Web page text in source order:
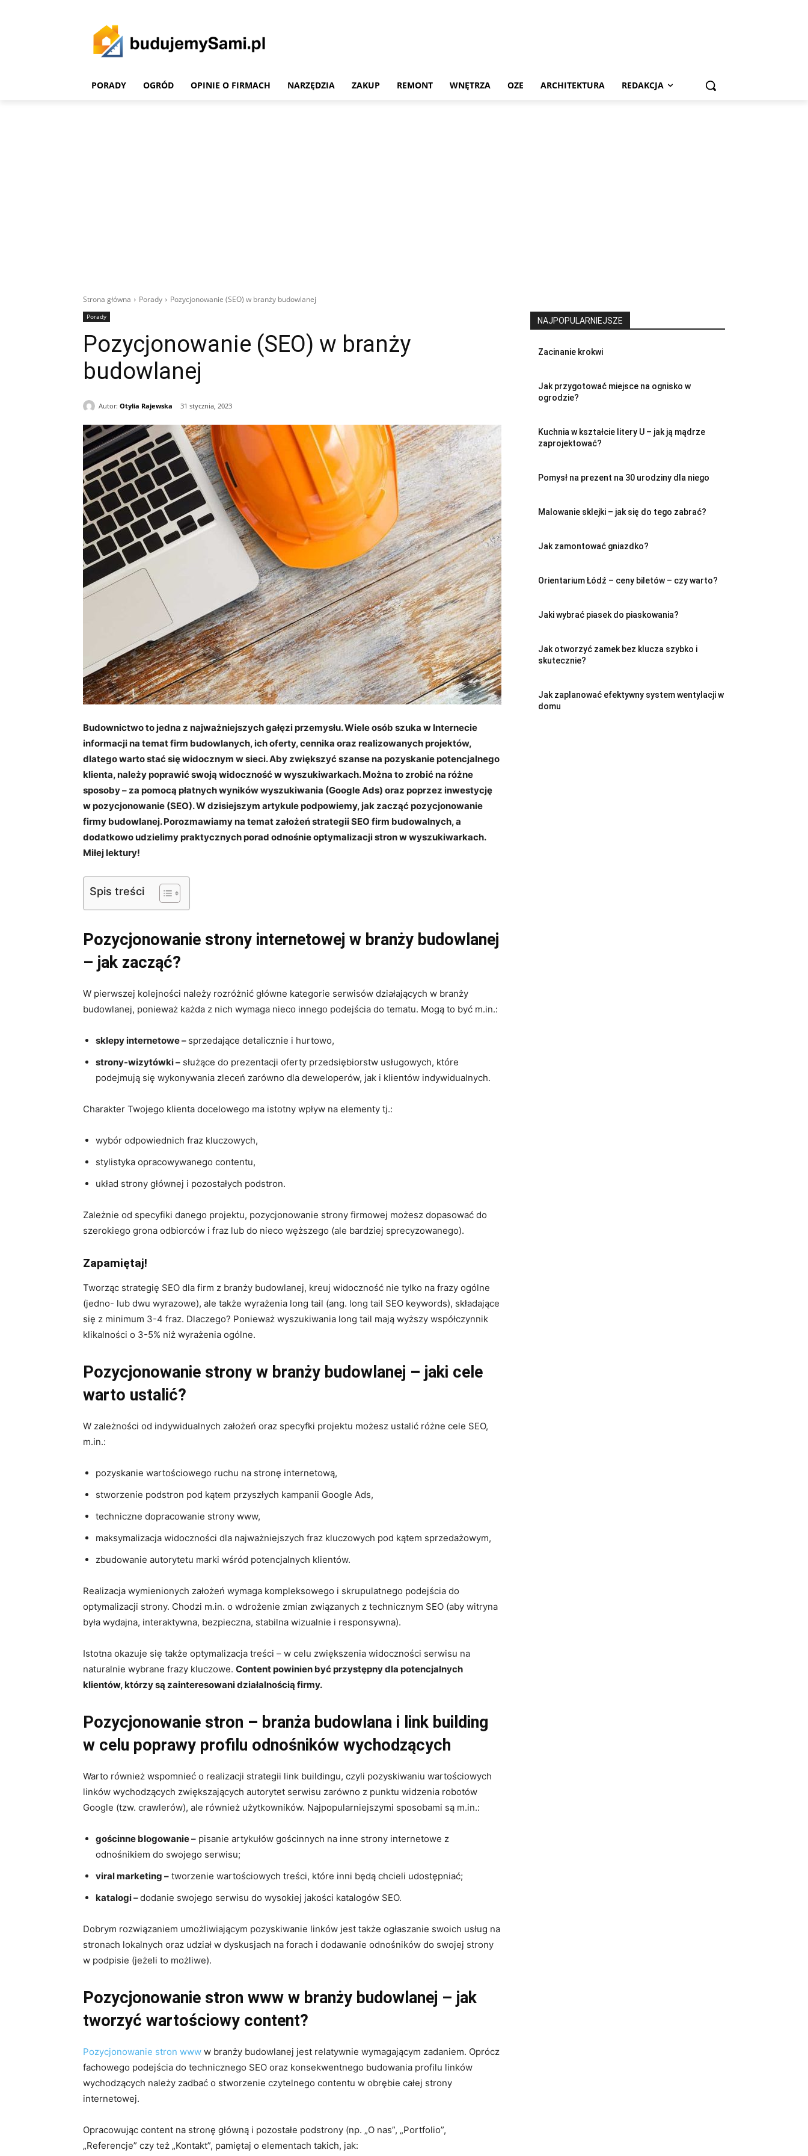
PORADY OGRÓD OPINIE O FIRMACH NARZĘDZIA ZAKUP REMONT WNĘTRZA OZE ARCHITEKTURA REDAKCJA
Strona główna Porady Pozycjonowanie (SEO) w branży budowlanej
Porady
Pozycjonowanie (SEO) w branży
budowlanej
Autor: Otylia Rajewska 31 stycznia, 2023
Budownictwo to jedna z najważniejszych gałęzi przemysłu. Wiele osób szuka w Internecie
informacji na temat firm budowlanych, ich oferty, cennika oraz realizowanych projektów,
dlatego warto stać się widocznym w sieci. Aby zwiększyć szanse na pozyskanie potencjalnego
klienta, należy poprawić swoją widoczność w wyszukiwarkach. Można to zrobić na różne
sposoby – za pomocą płatnych wyników wyszukiwania (Google Ads) oraz poprzez inwestycję
w pozycjonowanie (SEO). W dzisiejszym artykule podpowiemy, jak zacząć pozycjonowanie
firmy budowlanej. Porozmawiamy na temat założeń strategii SEO firm budowalnych, a
dodatkowo udzielimy praktycznych porad odnośnie optymalizacji stron w wyszukiwarkach.
Miłej lektury!
Spis treści
Pozycjonowanie strony internetowej w branży budowlanej
– jak zacząć?
W pierwszej kolejności należy rozróżnić główne kategorie serwisów działających w branży
budowlanej, ponieważ każda z nich wymaga nieco innego podejścia do tematu. Mogą to być m.in.:
sklepy internetowe – sprzedające detalicznie i hurtowo,
strony-wizytówki – służące do prezentacji oferty przedsiębiorstw usługowych, które
podejmują się wykonywania zleceń zarówno dla deweloperów, jak i klientów indywidualnych.
Charakter Twojego klienta docelowego ma istotny wpływ na elementy tj.:
wybór odpowiednich fraz kluczowych,
stylistyka opracowywanego contentu,
układ strony głównej i pozostałych podstron.
Zależnie od specyfiki danego projektu, pozycjonowanie strony firmowej możesz dopasować do
szerokiego grona odbiorców i fraz lub do nieco węższego (ale bardziej sprecyzowanego).
Zapamiętaj!
Tworząc strategię SEO dla firm z branży budowlanej, kreuj widoczność nie tylko na frazy ogólne
(jedno- lub dwu wyrazowe), ale także wyrażenia long tail (ang. long tail SEO keywords), składające
się z minimum 3-4 fraz. Dlaczego? Ponieważ wyszukiwania long tail mają wyższy współczynnik
klikalności o 3-5% niż wyrażenia ogólne.
Pozycjonowanie strony w branży budowlanej – jaki cele
warto ustalić?
W zależności od indywidualnych założeń oraz specyfki projektu możesz ustalić różne cele SEO,
m.in.:
pozyskanie wartościowego ruchu na stronę internetową,
stworzenie podstron pod kątem przyszłych kampanii Google Ads,
techniczne dopracowanie strony www,
maksymalizacja widoczności dla najważniejszych fraz kluczowych pod kątem sprzedażowym,
zbudowanie autorytetu marki wśród potencjalnych klientów.
Realizacja wymienionych założeń wymaga kompleksowego i skrupulatnego podejścia do
optymalizacji strony. Chodzi m.in. o wdrożenie zmian związanych z technicznym SEO (aby witryna
była wydajna, interaktywna, bezpieczna, stabilna wizualnie i responsywna).
Istotna okazuje się także optymalizacja treści – w celu zwiększenia widoczności serwisu na
naturalnie wybrane frazy kluczowe. Content powinien być przystępny dla potencjalnych
klientów, którzy są zainteresowani działalnością firmy.
Pozycjonowanie stron – branża budowlana i link building
w celu poprawy profilu odnośników wychodzących
Warto również wspomnieć o realizacji strategii link buildingu, czyli pozyskiwaniu wartościowych
linków wychodzących zwiększających autorytet serwisu zarówno z punktu widzenia robotów
Google (tzw. crawlerów), ale również użytkowników. Najpopularniejszymi sposobami są m.in.:
gościnne blogowanie – pisanie artykułów gościnnych na inne strony internetowe z
odnośnikiem do swojego serwisu;
viral marketing – tworzenie wartościowych treści, które inni będą chcieli udostępniać;
katalogi –dodanie swojego serwisu do wysokiej jakości katalogów SEO.
Dobrym rozwiązaniem umożliwiającym pozyskiwanie linków jest także ogłaszanie swoich usług na
stronach lokalnych oraz udział w dyskusjach na forach i dodawanie odnośników do swojej strony
w podpisie (jeżeli to możliwe).
Pozycjonowanie stron www w branży budowlanej – jak
tworzyć wartościowy content?
Pozycjonowanie stron www w branży budowlanej jest relatywnie wymagającym zadaniem. Oprócz
fachowego podejścia do technicznego SEO oraz konsekwentnego budowania profilu linków
wychodzących należy zadbać o stworzenie czytelnego contentu w obrębie całej strony
internetowej.
Opracowując content na stronę główną i pozostałe podstrony (np. „O nas”, „Portfolio”,
„Referencje” czy też „Kontakt”, pamiętaj o elementach takich, jak:
NAJPOPULARNIEJSZE
Zacinanie krokwi
Jak przygotować miejsce na ognisko w
ogrodzie?
Kuchnia w kształcie litery U – jak ją mądrze
zaprojektować?
Pomysł na prezent na 30 urodziny dla niego
Malowanie sklejki – jak się do tego zabrać?
Jak zamontować gniazdko?
Orientarium Łódź – ceny biletów – czy warto?
Jaki wybrać piasek do piaskowania?
Jak otworzyć zamek bez klucza szybko i
skutecznie?
Jak zaplanować efektywny system wentylacji w
domu